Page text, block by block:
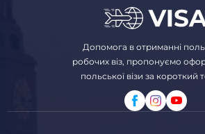
Допомога в отриманні
робочих віз, пропонуємо
польської візи за короткий